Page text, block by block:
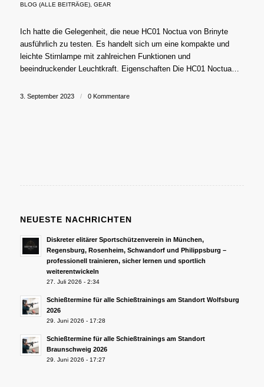
BLOG (ALLE BEITRÄGE), GEAR
Ich hatte die Gelegenheit, die neue HC01 Noctua von Brinyte
ausführlich zu testen. Es handelt sich um eine kompakte und
leichte Stirnlampe mit zahlreichen Funktionen und
beeindruckender Leuchtkraft. Eigenschaften Die HC01 Noctua…
3. September 2023 / 0 Kommentare
NEUESTE NACHRICHTEN
Diskreter elitärer Sportschützenverein in München,
Regensburg, Rosenheim, Schwandorf und Philippsburg –
professionell trainieren, sicher lernen und sportlich
weiterentwickeln
27. Juli 2026 - 2:34
Schießtermine für alle Schießtrainings am Standort Wolfsburg
2026
29. Juni 2026 - 17:28
Schießtermine für alle Schießtrainings am Standort
Braunschweig 2026
29. Juni 2026 - 17:27